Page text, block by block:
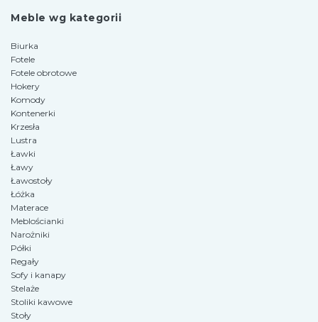
Meble wg kategorii
Biurka
Fotele
Fotele obrotowe
Hokery
Komody
Kontenerki
Krzesła
Lustra
Ławki
Ławy
Ławostoły
Łóżka
Materace
Meblościanki
Narożniki
Półki
Regały
Sofy i kanapy
Stelaże
Stoliki kawowe
Stoły